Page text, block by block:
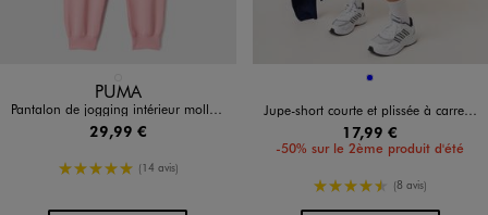
Disponible en 1 coloris
PUMA
Pantalon de jogging intérieur molletonné fille - Puma
29,99 €
5/5 de moyenne
(14 avis)
Disponible en 1 coloris
BLEU
Jupe-short courte et plissée à carreaux fille
17,99 €
-50% sur le 2ème produit d'été
4.5/5 de moyenne
(8 avis)